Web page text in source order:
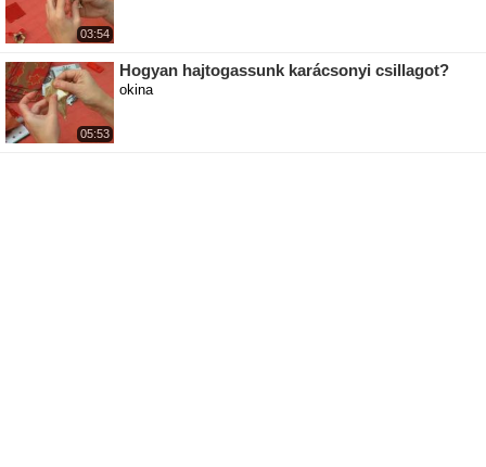
03:54
05:53
Hogyan hajtogassunk karácsonyi csillagot?
okina